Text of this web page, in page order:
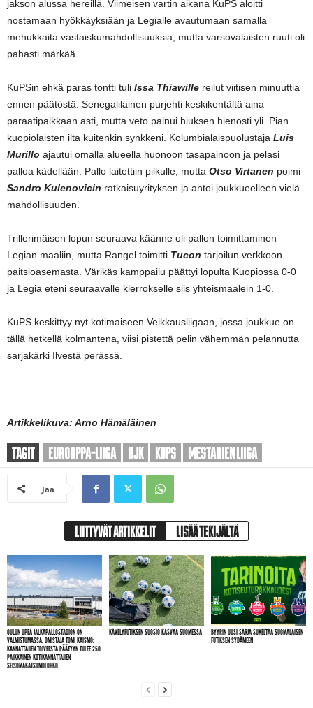
jakson alussa hereillä. Viimeisen vartin aikana KuPS aloitti
nostamaan hyökkäyksiään ja Legialle avautumaan samalla
mehukkaita vastaiskumahdollisuuksia, mutta varsovalaisten ruuti oli
pahasti märkää.
KuPSin ehkä paras tontti tuli Issa Thiawille reilut viitisen minuuttia
ennen päätöstä. Senegalilainen purjehti keskikentältä aina
paraatipaikkaan asti, mutta veto painui hiuksen hienosti yli. Pian
kuopiolaisten ilta kuitenkin synkkeni. Kolumbialaispuolustaja Luis
Murillo ajautui omalla alueella huonoon tasapainoon ja pelasi
palloa kädellään. Pallo laitettiin pilkulle, mutta Otso Virtanen poimi
Sandro Kulenovicin ratkaisuyrityksen ja antoi joukkueelleen vielä
mahdollisuuden.
Trillerimäisen lopun seuraava käänne oli pallon toimittaminen
Legian maaliin, mutta Rangel toimitti Tucon tarjoilun verkkoon
paitsioasemasta. Värikäs kamppailu päättyi lopulta Kuopiossa 0-0
ja Legia eteni seuraavalle kierrokselle siis yhteismaalein 1-0.
KuPS keskittyy nyt kotimaiseen Veikkausliigaan, jossa joukkue on
tällä hetkellä kolmantena, viisi pistettä pelin vähemmän pelannutta
sarjakärki Ilvestä perässä.
Artikkelikuva: Arno Hämäläinen
TAGIT EUROOPPA-LIIGA HJK KUPS MESTARIEN LIIGA
Jaa
LIITTYVÄT ARTIKKELIT LISÄÄ TEKIJÄLTÄ
OULUN UPEA JALKAPALLOSTADION ON
VALMISTUMASSA. OMISTAJA TOMI KAISMO:
KANNATTAJIEN TOIVEESTA PÄÄTYYN TULEE 250
PAIKKAINEN KOTIKANNATTAJIEN
SEISOMAKATSOMOLOHKO
KÄVELYFUTIKSEN SUOSIO KASVAA SUOMESSA
BYYRIN UUSI SARJA SUKELTAA SUOMALAISEN
FUTIKSEN SYDÄMEEN